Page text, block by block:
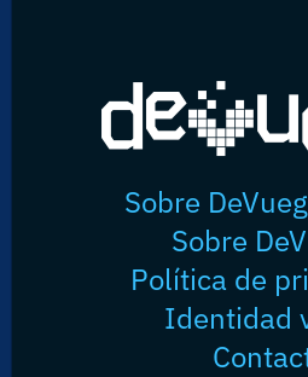
Sobre
Sobre
Política de
Identidad